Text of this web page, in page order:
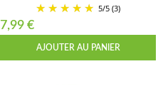
5/5 (3)
7,99 €
AJOUTER AU PANIER